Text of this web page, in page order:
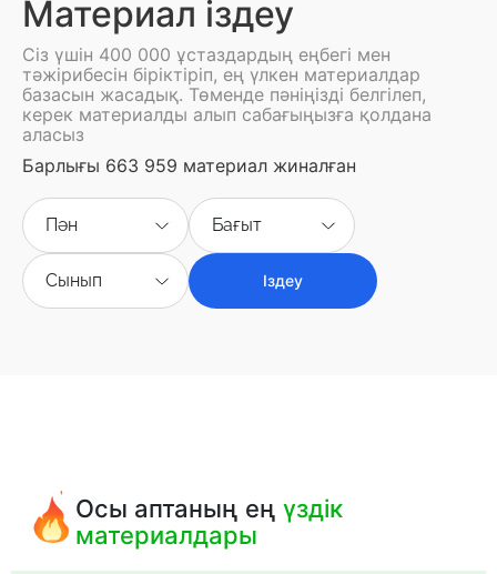
Материал іздеу
Сіз үшін 400 000 ұстаздардың еңбегі мен
тәжірибесін біріктіріп, ең үлкен материалдар
базасын жасадық. Төменде пәніңізді белгілеп,
керек материалды алып сабағыңызға қолдана
аласыз
Барлығы 663 959 материал жиналған
Пән Бағыт
Сынып Іздеу
Осы аптаның еңүздік
материалдары